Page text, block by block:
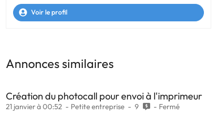
Voir le profil
Annonces similaires
Création du photocall pour envoi à l'imprimeur
21 janvier à 00:52 Petite entreprise 9 Fermé